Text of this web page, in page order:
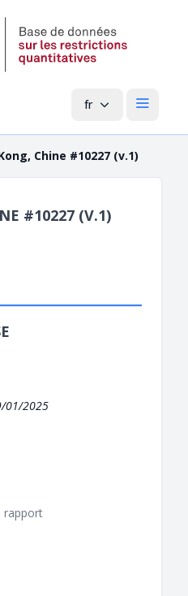
fr Menu
Chine #10227 (v.1)
#10227 (V.1)
01/2025
rapport